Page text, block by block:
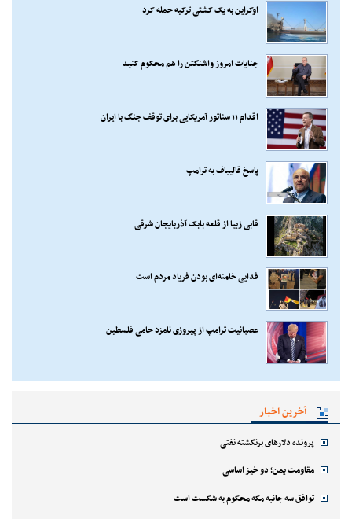
اوکراین به یک کشتی ترکیه حمله کرد
جنایات امروز واشنگتن را هم محکوم کنید
اقدام ۱۱ سناتور آمریکایی برای توقف جنگ با ایران
پاسخ قالیباف به ترامپ
قابی زیبا از قلعه بابک آذربایجان شرقی
فدایی خامنه‌ای بودن فریاد مردم است
عصبانیت ترامپ از پیروزی نامزد حامی فلسطین
آخرین اخبار
پرونده دلارهای برنگشته نفتی
مقاومت یمن؛ دو خیز اساسی
توافق سه جانبه مکه محکوم به شکست است